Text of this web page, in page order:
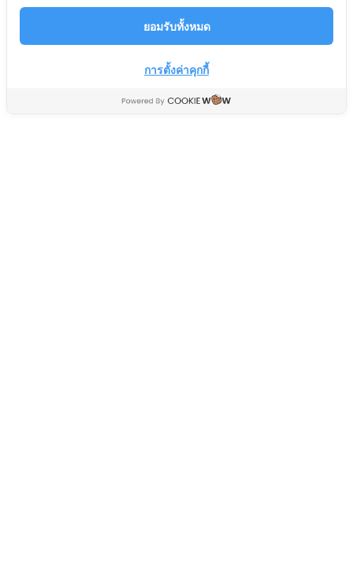
฿129 ฿85 ฿120 ฿76
ยอมรับทั้งหมด
การตั้งค่าคุกกี้